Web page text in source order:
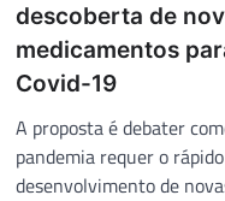
descoberta de
medicamentos
Covid-19
A proposta é debater
pandemia requer o rápido
desenvolvimento de